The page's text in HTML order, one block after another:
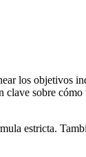
los objetivos
sobre cómo
estricta.